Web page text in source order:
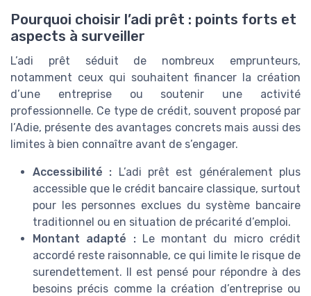
Pourquoi choisir l’adi prêt : points forts et
aspects à surveiller
L’adi prêt séduit de nombreux emprunteurs,
notamment ceux qui souhaitent financer la création
d’une entreprise ou soutenir une activité
professionnelle. Ce type de crédit, souvent proposé par
l’Adie, présente des avantages concrets mais aussi des
limites à bien connaître avant de s’engager.
Accessibilité : L’adi prêt est généralement plus
accessible que le crédit bancaire classique, surtout
pour les personnes exclues du système bancaire
traditionnel ou en situation de précarité d’emploi.
Montant adapté :Le montant du micro crédit
accordé reste raisonnable, ce qui limite le risque de
surendettement. Il est pensé pour répondre à des
besoins précis comme la création d’entreprise ou